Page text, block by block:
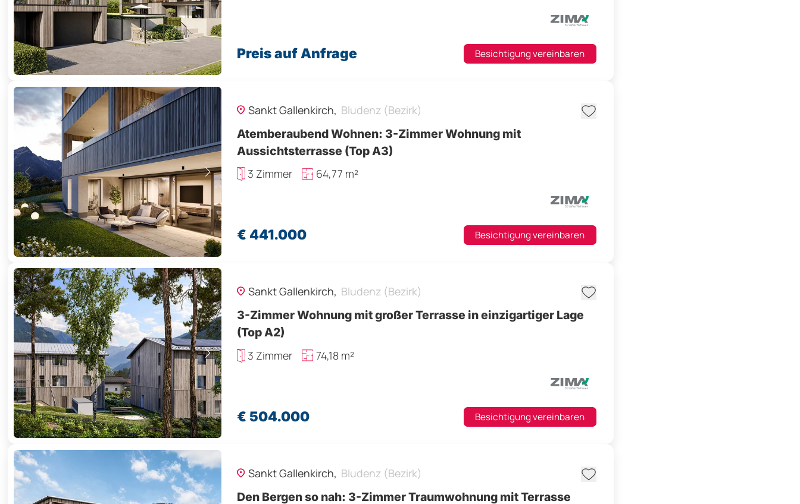
Preis auf Anfrage Besichtigung vereinbaren
Sankt Gallenkirch, Bludenz (Bezirk)
Atemberaubend Wohnen: 3-Zimmer Wohnung mit
Aussichtsterrasse (Top A3)
3 Zimmer
64,77 m²
€ 441.000 Besichtigung vereinbaren
Sankt Gallenkirch, Bludenz (Bezirk)
3-Zimmer Wohnung mit großer Terrasse in einzigartiger Lage
(Top A2)
3 Zimmer
74,18 m²
€ 504.000 Besichtigung vereinbaren
Sankt Gallenkirch, Bludenz (Bezirk)
Den Bergen so nah: 3-Zimmer Traumwohnung mit Terrasse